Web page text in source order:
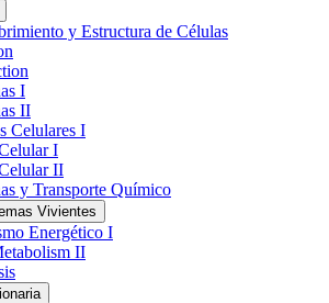
y Estructura de Células
I
II
Celulares I
I
II
y Transporte Químico
Vivientes
Energético I
II